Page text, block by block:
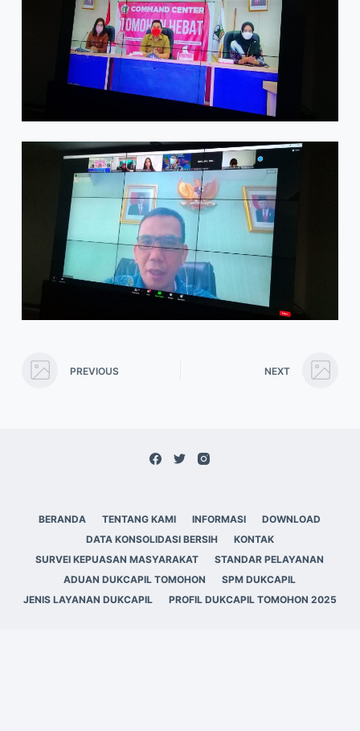
PREVIOUS NEXT
BERANDA TENTANG KAMI INFORMASI
DOWNLOAD
DATA KONSOLIDASI BERSIH
KONTAK
SURVEI KEPUASAN MASYARAKAT
STANDAR PELAYANAN
ADUAN DUKCAPIL TOMOHON
SPM DUKCAPIL
JENIS LAYANAN DUKCAPIL
PROFIL DUKCAPIL TOMOHON 2025